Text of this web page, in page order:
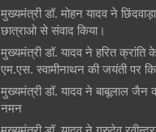
मुख्यमंत्री डॉ. मोहन यादव ने
छात्राओ से संवाद किया।
मुख्यमंत्री डॉ. यादव ने हरित क्रांति
एम.एस. स्वामीनाथन की जयंती पर
मुख्यमंत्री डॉ. यादव ने बाबूलाल जैन
नमन